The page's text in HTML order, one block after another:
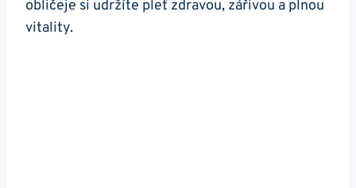
⁤obličeje si udržíte pleť ‌zdravou,⁣ zářivou a plnou
vitality.